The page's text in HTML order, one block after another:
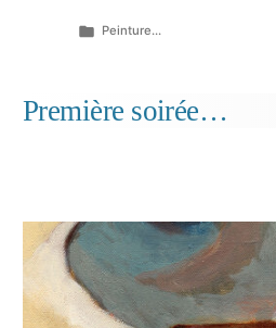
Publié
Peinture...
Première soirée…